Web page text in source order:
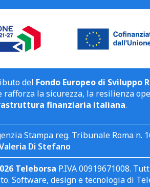
del Fondo Europeo di Sviluppo
rafforza la sicurezza, la resilienza
finanziaria italiana.
Stampa reg. Tribunale Roma n.
Di Stefano
Teleborsa P.IVA 00919671008.
Software, design e tecnologia di